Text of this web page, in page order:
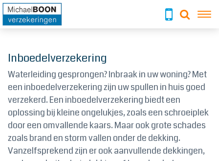
Inboedelverzekering
Waterleiding gesprongen? Inbraak in uw woning? Met
een inboedelverzekering zijn uw spullen in huis goed
verzekerd. Een inboedelverzekering biedt een
oplossing bij kleine ongelukjes, zoals een schroeiplek
door een omvallende kaars. Maar ook grote schades
zoals brand en storm vallen onder de dekking.
Vanzelfsprekend zijn er ook aanvullende dekkingen,